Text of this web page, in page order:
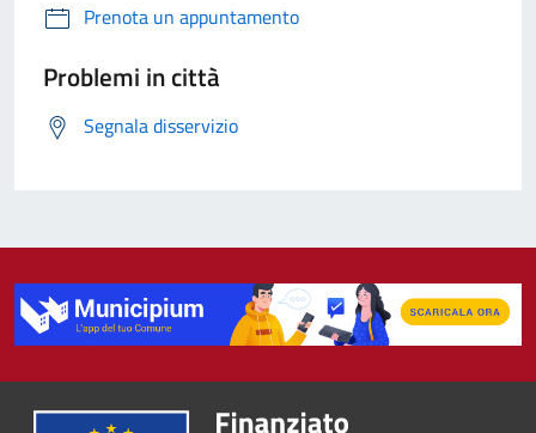
Prenota un appuntamento
Problemi in città
Segnala disservizio